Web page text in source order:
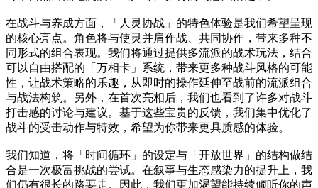
在战斗与养成方面，「人灵协战」的特色体验是我们希望呈现
的核心亮点。角色将与使灵并肩作战、共同协作，带来多种不
同形式的组合表现。我们将通过提供多流派的战术玩法，结合
可以自由搭配的「万相卡」系统，带来更多种战斗风格的可能
性，让战术策略的乐趣，从即时的操作延伸至战前的流派组合
与战法构筑。另外，在首次亮相后，我们也看到了许多对战斗
打击感的讨论与建议。基于这些宝贵的反馈，我们集中优化了
战斗的受击动作与特效，希望为你带来更具质感的体验。
我们知道，将「时间循环」的设定与「开放世界」的结构做结
合是一次极富挑战的尝试。在叙事与生态感染力的提升上，我
们仍有很长的路要走。因此，我们更加渴望能持续倾听你的声